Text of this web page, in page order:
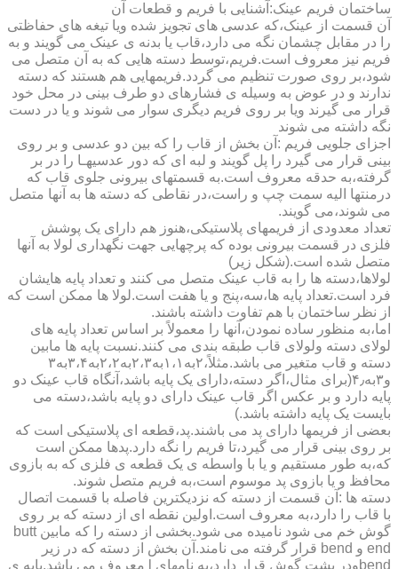
ساختمان فریم عینک:آشنایی با فریم و قطعات آن
آن قسمت از عینک،که عدسی های تجویز شده ویا تیغه های حفاظتی
را در مقابل چشمان نگه می دارد،قاب یا بدنه ی عینک می گویند و به
فریم نیز معروف است.فریم،توسط دسته هایی که به آن متصل می
شود،بر روی صورت تنظیم می گردد.فریمهایی هم هستند که دسته
ندارند و در عوض به وسیله ی فشارهای دو طرف بینی در محل خود
قرار می گیرند ویا بر روی فریم دیگری سوار می شوند و یا در دست
نگه داشته می شوند
اجزای جلویی فریم :آن بخش از قاب را که بین دو عدسی و بر روی
بینی قرار می گیرد را پل گویند و لبه ای که دور عدسیهـا را در بر
گرفته،به حدقه معروف است.به قسمتهای بیرونی جلوی قاب که
درمنتها الیه سمت چپ و راست،در نقاطی که دسته ها به آنها متصل
می شوند،می گویند.
تعداد معدودی از فریمهای پلاستیکی،هنوز هم دارای یک پوشش
فلزی در قسمت بیرونی بوده که پرچهایی جهت نگهداری لولا به آنها
متصل شده است.(شکل زیر)
لولاها،دسته ها را به قاب عینک متصل می کنند و تعداد پایه هایشان
فرد است.تعداد پایه ها،سه،پنج و یا هفت است.لولا ها ممکن است که
از نظر ساختمان با هم تفاوت داشته باشند.
اما،به منظور ساده نمودن،آنها را معمولاً بر اساس تعداد پایه های
لولای دسته ولولای قاب طبقه بندی می کنند.نسبت پایه ها مابین
دسته و قاب متغیر می باشد.مثلاً،۲به۱،۱به۲،۳به۲،۲به۳،۴به۳
و۳به۴٫(برای مثال،اگر دسته،دارای یک پایه باشد،آنگاه قاب عینک دو
پایه دارد و بر عکس اگر قاب عینک دارای دو پایه باشد،دسته می
بایست یک پایه داشته باشد.)
بعضی از فریمها دارای پد می باشند.پد،قطعه ای پلاستیکی است که
بر روی بینی قرار می گیرد،تا فریم را نگه دارد.پدها ممکن است
که،به طور مستقیم و یا با واسطه ی یک قطعه ی فلزی که به بازوی
محافظ و یا بازوی پد موسوم است،به فریم متصل شوند.
دسته ها :آن قسمت از دسته که نزدیکترین فاصله با قسمت اتصال
با قاب را دارد،به معروف است.اولین نقطه ای از دسته که بر روی
گوش خم می شود نامیده می شود.بخشی از دسته را که مابین butt
end و bend قرار گرفته می نامند.آن بخش از دسته که در زیر
bendودر پشت گوش قرار دارد،به نامهای l معروف می باشد.پایه ی